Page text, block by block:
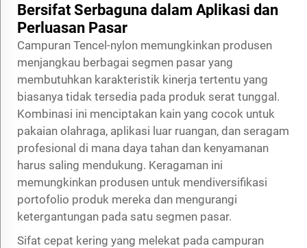
Bersifat Serbaguna dalam Aplikasi dan
Perluasan Pasar
Campuran Tencel-nylon memungkinkan produsen
menjangkau berbagai segmen pasar yang
membutuhkan karakteristik kinerja tertentu yang
biasanya tidak tersedia pada produk serat tunggal.
Kombinasi ini menciptakan kain yang cocok untuk
pakaian olahraga, aplikasi luar ruangan, dan seragam
profesional di mana daya tahan dan kenyamanan
harus saling mendukung. Keragaman ini
memungkinkan produsen untuk mendiversifikasi
portofolio produk mereka dan mengurangi
ketergantungan pada satu segmen pasar.
Sifat cepat kering yang melekat pada campuran